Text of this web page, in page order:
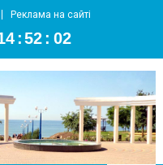
Реклама на сайті
:52 : 03
Южный